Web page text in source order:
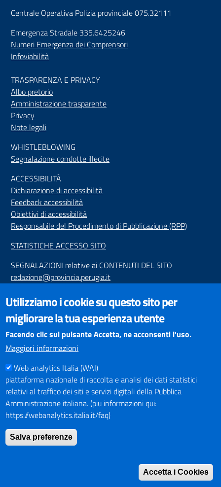
Centrale Operativa Polizia provinciale 075.32111
Emergenza Stradale 335.6425246
Numeri Emergenza dei Comprensori
Infoviabilità
TRASPARENZA E PRIVACY
Albo pretorio
Amministrazione trasparente
Privacy
Note legali
WHISTLEBLOWING
Segnalazione condotte illecite
ACCESSIBILITÀ
Dichiarazione di accessibilità
Feedback accessibilità
Obiettivi di accessibilità
Responsabile del Procedimento di Pubblicazione (RPP)
STATISTICHE ACCESSO SITO
SEGNALAZIONI relative ai CONTENUTI DEL SITO
redazione@provincia.perugia.it
VISUALIZZAZIONE CONTENUTI
Il sito internet della Provincia di Perugia è ottimizzato per
essere visualizzato dai principali browser aggiornati. L'uso di
browser non aggiornati può creare problemi di visualizzazione
dei contenuti.
PAGAMENTI
SOCIAL NETWORKS
Pagina Facebook
Profilo Instagram
PNRR (Piano Nazionale di Ripresa e Resilienza)
Utilizziamo i cookie su questo sito per
migliorare la tua esperienza utente
Facendo clic sul pulsante Accetta, ne acconsenti l'uso.
Maggiori informazioni
Web analytics Italia (WAI)
piattaforma nazionale di raccolta e analisi dei dati statistici
relativi al traffico dei siti e servizi digitali della Pubblica
Amministrazione italiana. (piu informazioni qui:
https://webanalytics.italia.it/faq)
Salva preferenze
Accetta i Cookies